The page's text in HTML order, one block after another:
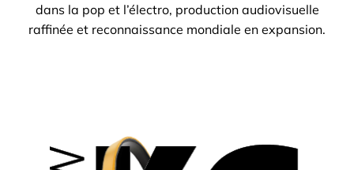
dans la pop et l’électro, production audiovisuelle
raffinée et reconnaissance mondiale en expansion.